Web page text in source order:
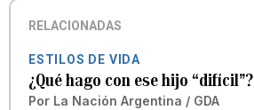
RELACIONADAS
ESTILOS DE VIDA
¿Qué hago con ese hijo “difícil”?
Por La Nación Argentina / GDA